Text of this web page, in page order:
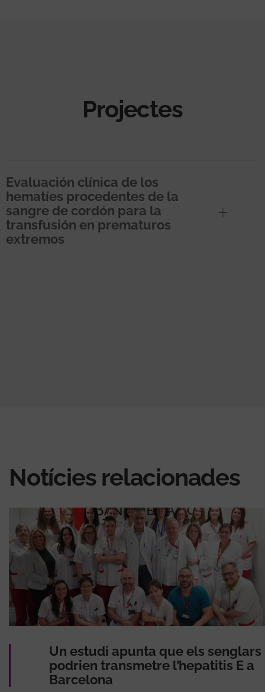
Projectes
Evaluación clínica de los
hematíes procedentes de la
sangre de cordón para la
transfusión en prematuros
extremos
Notícies relacionades
Un estudi apunta que els senglars
podrien transmetre l’hepatitis E a
Barcelona